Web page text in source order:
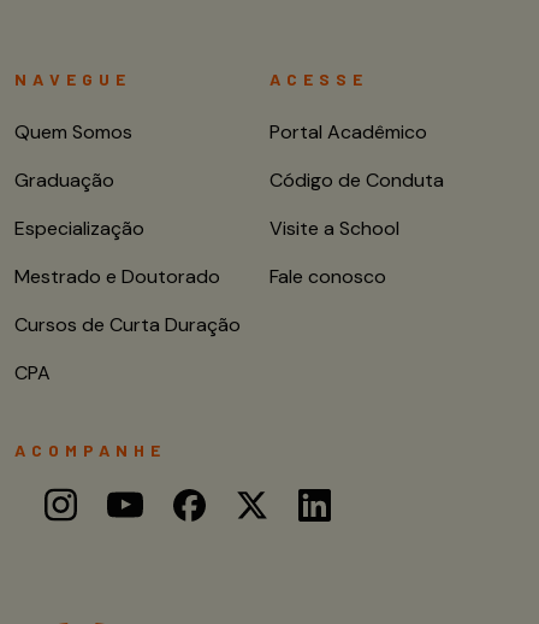
NAVEGUE
Quem Somos
Graduação
Especialização
Mestrado e Doutorado
Cursos de Curta Duração
CPA
ACESSE
Portal Acadêmico
Código de Conduta
Visite a School
Fale conosco
ACOMPANHE